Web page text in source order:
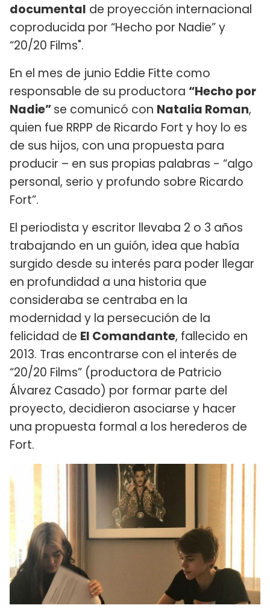
documental de proyección internacional
coproducida por “Hecho por Nadie” y
“20/20 Films".
En el mes de junio Eddie Fitte como
responsable de su productora “Hecho por
Nadie”se comunicó con Natalia Roman,
quien fue RRPP de Ricardo Fort y hoy lo es
de sus hijos, con una propuesta para
producir – en sus propias palabras - “algo
personal, serio y profundo sobre Ricardo
Fort”.
El periodista y escritor llevaba 2 o 3 años
trabajando en un guión, idea que había
surgido desde su interés para poder llegar
en profundidad a una historia que
consideraba se centraba en la
modernidad y la persecución de la
felicidad de El Comandante, fallecido en
2013. Tras encontrarse con el interés de
“20/20 Films” (productora de Patricio
Álvarez Casado) por formar parte del
proyecto, decidieron asociarse y hacer
una propuesta formal a los herederos de
Fort.